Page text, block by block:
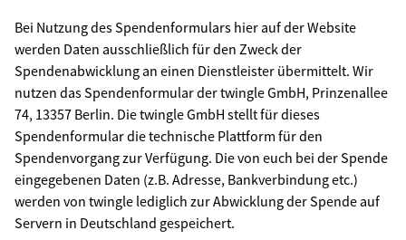
Bei Nutzung des Spendenformulars hier auf der Website
werden Daten ausschließlich für den Zweck der
Spendenabwicklung an einen Dienstleister übermittelt. Wir
nutzen das Spendenformular der twingle GmbH, Prinzenallee
74, 13357 Berlin. Die twingle GmbH stellt für dieses
Spendenformular die technische Plattform für den
Spendenvorgang zur Verfügung. Die von euch bei der Spende
eingegebenen Daten (z.B. Adresse, Bankverbindung etc.)
werden von twingle lediglich zur Abwicklung der Spende auf
Servern in Deutschland gespeichert.